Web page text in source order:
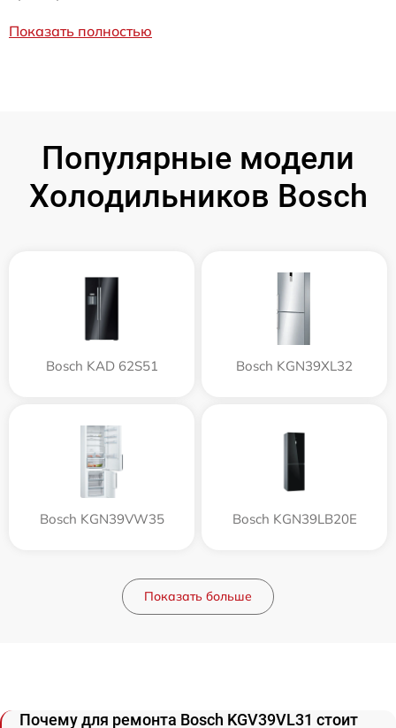
Показать полностью
Популярные модели
Холодильников Bosch
Bosch KAD 62S51 Bosch KGN39XL32
Bosch KGN39VW35 Bosch KGN39LB20E
Показать больше
Почему для ремонта Bosch KGV39VL31 стоит